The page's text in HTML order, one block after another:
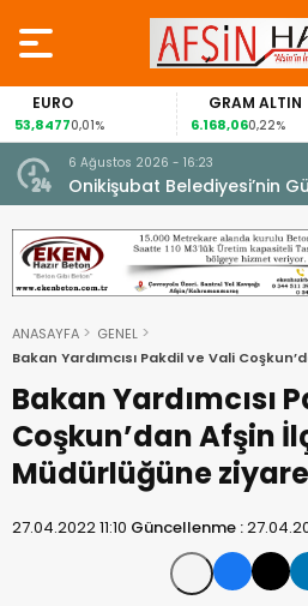
EURO
0,01%
GRAM ALTIN
6.168,060,22%
6 Ağustos 2026 - 16:23
Onikişubat Belediyesi’nin
dönemin ön kayıtları
ANASAYFA
GENEL
Bakan Yardımcısı Pakdil ve Vali
Müdürlüğüne ziyaret.
Bakan Yardımcısı
Coşkun’dan Afşin
Müdürlüğüne
27.04.2022 11:10 Güncellenme :